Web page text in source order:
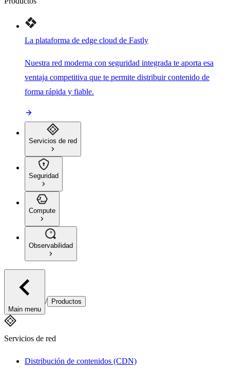
La plataforma de edge cloud de Fastly
Nuestra red moderna con seguridad integrada te aporta esa
ventaja competitiva que te permite distribuir contenido de
forma rápida y fiable.
Servicios de red
Seguridad
Compute
Observabilidad
Main menu
/ Productos
Servicios de red
Distribución de contenidos (CDN)